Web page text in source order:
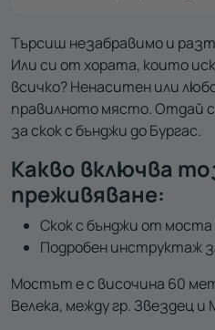
Търсиш незабравимо и
Или си от хората, които
всичко? Ненаситен или
правилното място. Отдай
за скок с бънджи до Бургас.
Какво включва
преживяване:
Скок с бънджи от моста
Подробен инструктаж
Мостът е с височина 60
Велека, между гр. Звездец и